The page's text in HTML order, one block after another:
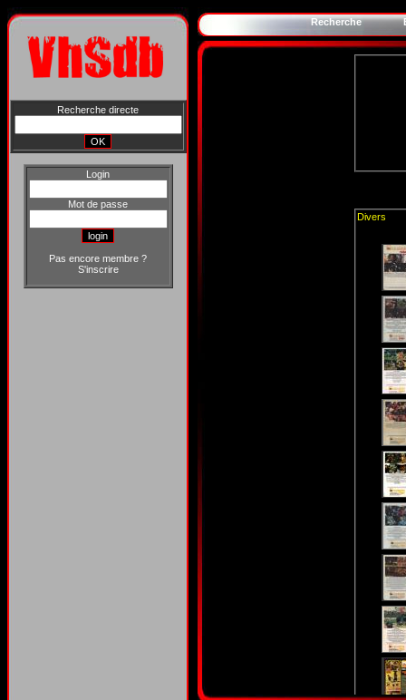
Recherche directe
Login
Mot de passe
Pas encore membre ?
S'inscrire
Recherche
Divers